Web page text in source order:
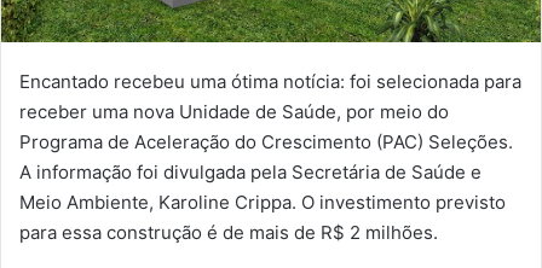
Encantado recebeu uma ótima notícia: foi selecionada para
receber uma nova Unidade de Saúde, por meio do
Programa de Aceleração do Crescimento (PAC) Seleções.
A informação foi divulgada pela Secretária de Saúde e
Meio Ambiente, Karoline Crippa. O investimento previsto
para essa construção é de mais de R$ 2 milhões.